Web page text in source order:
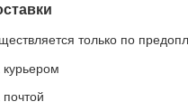
только по
курьером
почтой